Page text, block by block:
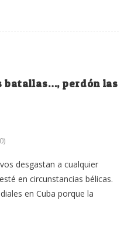
batallas…, perdón las
desgastan a cualquier
en circunstancias bélicas.
en Cuba porque la